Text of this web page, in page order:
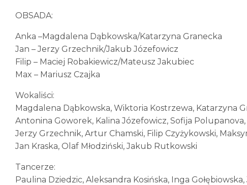
OBSADA:
Anka –Magdalena Dąbkowska/Katarzyna Granecka
Jan – Jerzy Grzechnik/Jakub Józefowicz
Filip – Maciej Robakiewicz/Mateusz Jakubiec
Max – Mariusz Czajka
Wokaliści:
Magdalena Dąbkowska, Wiktoria Kostrzewa, Katarzyna
Antonina Goworek, Kalina Józefowicz, Sofija
Jerzy Grzechnik, Artur Chamski, Filip Czyżykowski,
Jan Kraska, Olaf Młodziński, Jakub Rutkowski
Tancerze:
Paulina Dziedzic, Aleksandra Kosińska, Inga